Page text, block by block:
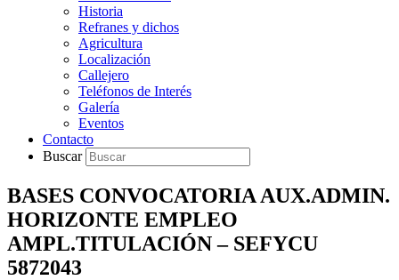
Historia
Refranes y dichos
Agricultura
Localización
Callejero
Teléfonos de Interés
Galería
Eventos
Contacto
Buscar
BASES CONVOCATORIA AUX.ADMIN.
HORIZONTE EMPLEO
AMPL.TITULACIÓN – SEFYCU
5872043